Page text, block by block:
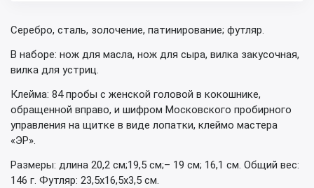
Серебро, сталь, золочение, патинирование; футляр.
В наборе: нож для масла, нож для сыра, вилка закусочная,
вилка для устриц.
Клейма: 84 пробы с женской головой в кокошнике,
обращенной вправо, и шифром Московского пробирного
управления на щитке в виде лопатки, клеймо мастера
«ЭР».
Размеры: длина 20,2 см;19,5 см;– 19 см; 16,1 см. Общий вес:
146 г. Футляр: 23,5х16,5х3,5 см.